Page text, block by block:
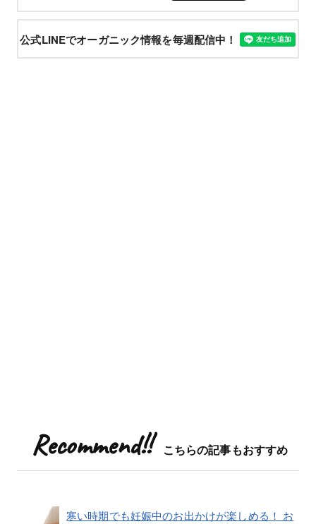
公式LINEでオーガニック情報を毎週配信中！
Recommend!! こちらの記事もおすすめ
寒い時期でも妊娠中のお出かけが楽しめる！ お